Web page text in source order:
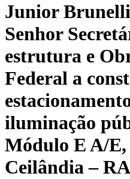
Junior Brunelli
Senhor
estrutura e
Federal a
iluminação
Módulo E A/E,
Ceilândia –